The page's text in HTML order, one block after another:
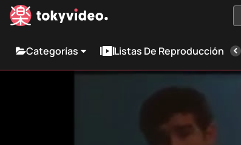
Categorías Listas De Reproducción